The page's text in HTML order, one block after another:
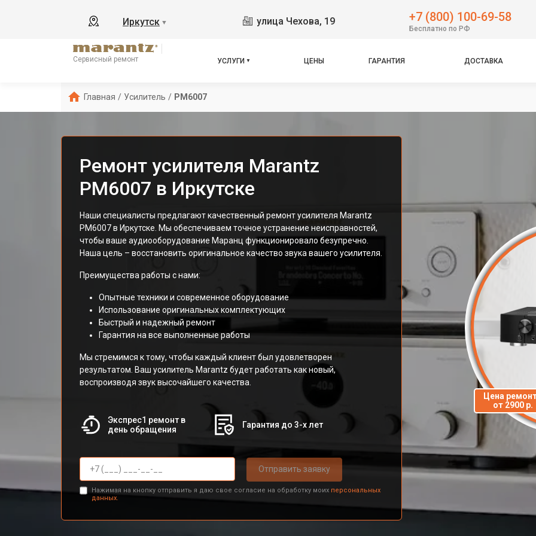
Иркутск ▼ улица Чехова, 19 +7 (800) 100-69-58
Бесплатно по РФ
Сервисный ремонт УСЛУГИ ЦЕНЫ ГАРАНТИЯ ДОСТАВКА
Главная / Усилитель / PM6007
Ремонт усилителя Marantz
PM6007 в Иркутске
Наши специалисты предлагают качественный ремонт усилителя Marantz
PM6007 в Иркутске. Мы обеспечиваем точное устранение неисправностей,
чтобы ваше аудиооборудование Маранц функционировало безупречно.
Наша цель – восстановить оригинальное качество звука вашего усилителя.
Преимущества работы с нами:
Опытные техники и современное оборудование
Использование оригинальных комплектующих
Быстрый и надежный ремонт
Гарантия на все выполненные работы
Мы стремимся к тому, чтобы каждый клиент был удовлетворен
результатом. Ваш усилитель Marantz будет работать как новый,
воспроизводя звук высочайшего качества.
Экспрес1 ремонт в
день обращения
Гарантия до 3-х лет
Отправить заявку
Нажимая на кнопку отправить я даю свое согласие на обработку моих персональных
данных.
Цена
от 2900 р.